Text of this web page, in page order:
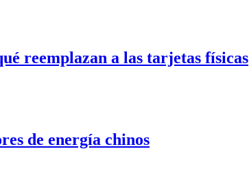
reemplazan a las tarjetas físicas
de energía chinos